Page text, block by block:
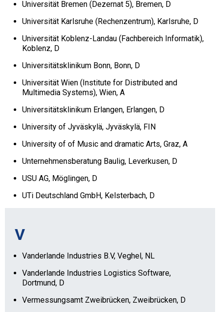
Universität Bremen (Dezernat 5), Bremen, D
Universität Karlsruhe (Rechenzentrum), Karlsruhe, D
Universität Koblenz-Landau (Fachbereich Informatik),
Koblenz, D
Universitätsklinikum Bonn, Bonn, D
Universität Wien (Institute for Distributed and
Multimedia Systems), Wien, A
Universitätsklinikum Erlangen, Erlangen, D
University of Jyväskylä, Jyväskylä, FIN
University of of Music and dramatic Arts, Graz, A
Unternehmensberatung Baulig, Leverkusen, D
USU AG, Möglingen, D
UTi Deutschland GmbH, Kelsterbach, D
V
Vanderlande Industries B.V, Veghel, NL
Vanderlande Industries Logistics Software,
Dortmund, D
Vermessungsamt Zweibrücken, Zweibrücken, D